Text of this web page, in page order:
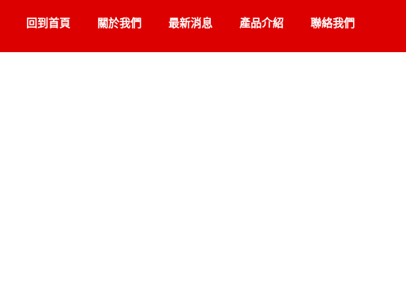
回到首頁 關於我們 最新消息 產品介紹 聯絡我們